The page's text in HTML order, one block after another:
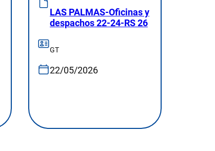
LAS PALMAS-Oficinas y
despachos 22-24-RS 26
GT
22/05/2026